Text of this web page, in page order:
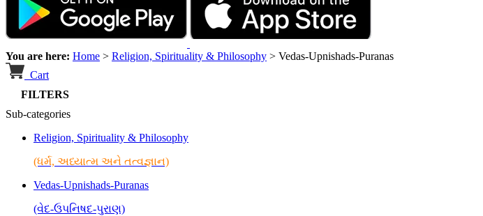
You are here: Home > Religion, Spirituality & Philosophy > Vedas-Upnishads-Puranas
Cart
FILTERS
Sub-categories
Religion, Spirituality & Philosophy
(ધર્મ, અધ્યાત્મ અને તત્વજ્ઞાન)
Vedas-Upnishads-Puranas
(વેદ-ઉપનિષદ-પુરાણ)